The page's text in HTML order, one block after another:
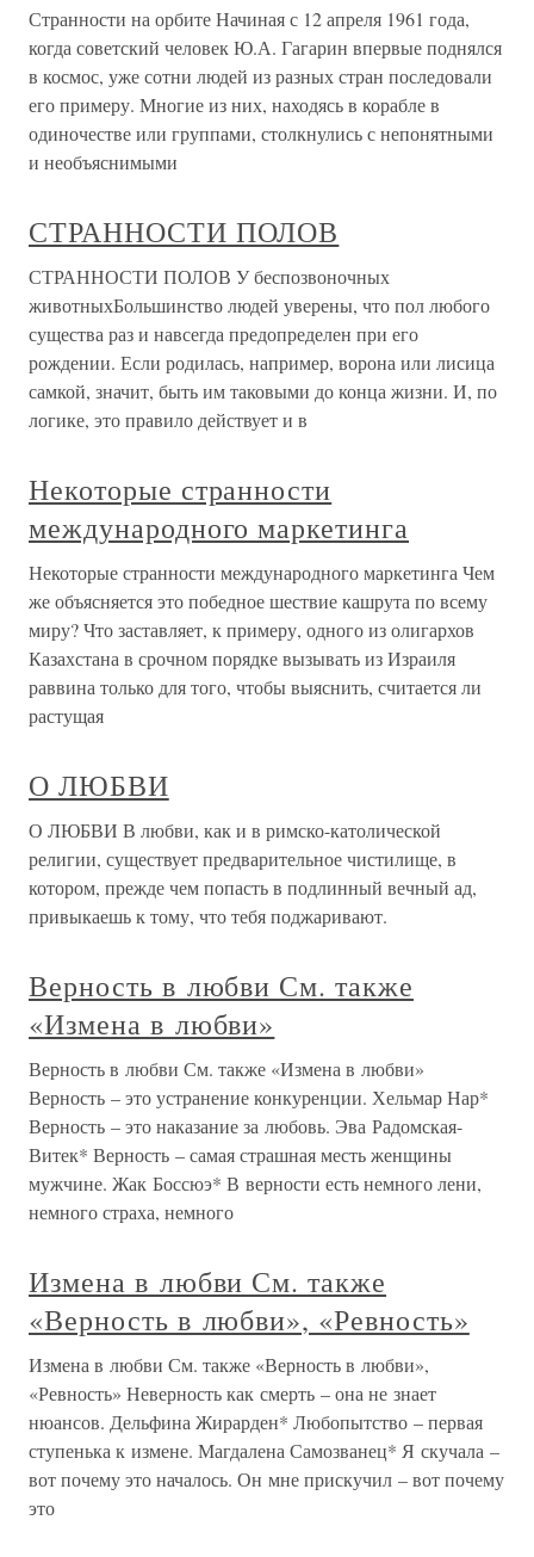
Странности на орбите Начиная с 12 апреля 1961 года,
когда советский человек Ю.А. Гагарин впервые поднялся
в космос, уже сотни людей из разных стран последовали
его примеру. Многие из них, находясь в корабле в
одиночестве или группами, столкнулись с непонятными
и необъяснимыми
СТРАННОСТИ ПОЛОВ
СТРАННОСТИ ПОЛОВ У беспозвоночных
животныхБольшинство людей уверены, что пол любого
существа раз и навсегда предопределен при его
рождении. Если родилась, например, ворона или лисица
самкой, значит, быть им таковыми до конца жизни. И, по
логике, это правило действует и в
Некоторые странности
международного маркетинга
Некоторые странности международного маркетинга Чем
же объясняется это победное шествие кашрута по всему
миру? Что заставляет, к примеру, одного из олигархов
Казахстана в срочном порядке вызывать из Израиля
раввина только для того, чтобы выяснить, считается ли
растущая
О ЛЮБВИ
О ЛЮБВИ В любви, как и в римско-католической
религии, существует предварительное чистилище, в
котором, прежде чем попасть в подлинный вечный ад,
привыкаешь к тому, что тебя поджаривают.
Верность в любви См. также
«Измена в любви»
Верность в любви См. также «Измена в любви»
Верность – это устранение конкуренции. Хельмар Нар*
Верность – это наказание за любовь. Эва Радомская-
Витек* Верность – самая страшная месть женщины
мужчине. Жак Боссюэ* В верности есть немного лени,
немного страха, немного
Измена в любви См. также
«Верность в любви», «Ревность»
Измена в любви См. также «Верность в любви»,
«Ревность» Неверность как смерть – она не знает
нюансов. Дельфина Жирарден* Любопытство – первая
ступенька к измене. Магдалена Самозванец* Я скучала –
вот почему это началось. Он мне прискучил – вот почему
это